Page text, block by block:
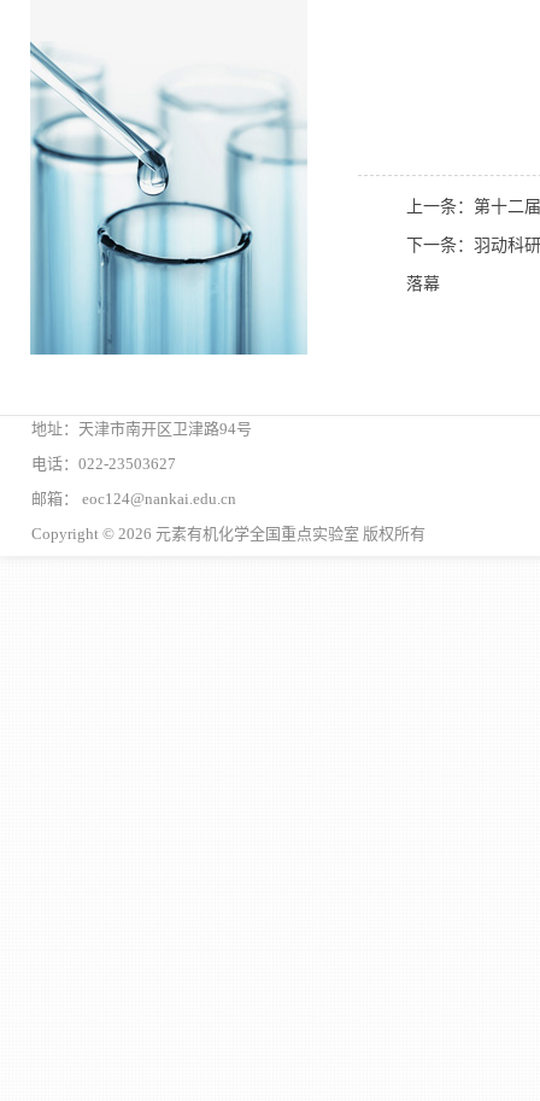
上一条：第十二
下一条：羽动科
落幕
地址：天津市南开区卫津路94号
电话：022-23503627
邮箱： eoc124@nankai.edu.cn
Copyright © 2026 元素有机化学全国重点实验室 版权所有